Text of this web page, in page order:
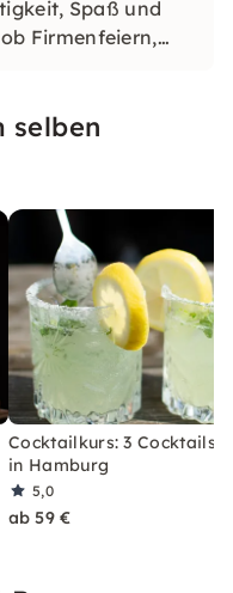
Spaß und
Firmenfeiern,
nicht vergessen
selben
Cocktailkurs: 3 Cocktails
in Hamburg
5,0
ab 59 €